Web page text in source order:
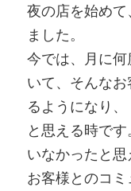
夜の店を始め
ました。
今では、月に
いて、そんな
るようになり、
と思える時で
いなかったと思
お客様とのコ